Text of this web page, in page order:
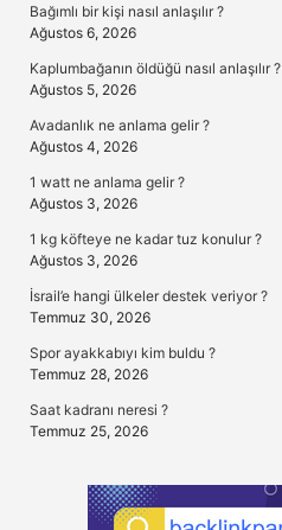
Bağımlı bir kişi nasıl anlaşılır ?
Ağustos 6, 2026
Kaplumbağanın öldüğü nasıl anlaşılır ?
Ağustos 5, 2026
Avadanlık ne anlama gelir ?
Ağustos 4, 2026
1 watt ne anlama gelir ?
Ağustos 3, 2026
1 kg köfteye ne kadar tuz konulur ?
Ağustos 3, 2026
İsrail’e hangi ülkeler destek veriyor ?
Temmuz 30, 2026
Spor ayakkabıyı kim buldu ?
Temmuz 28, 2026
Saat kadranı neresi ?
Temmuz 25, 2026